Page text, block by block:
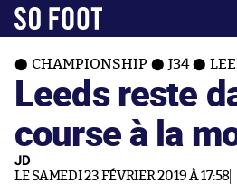
CHAMPIONSHIP J34
Leeds reste
course à la
JD
LE SAMEDI 23 FÉVRIER 2019 À 17:58